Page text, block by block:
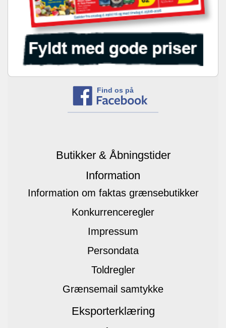
Find os på
Butikker & Åbningstider
Information
Information om faktas grænsebutikker
Konkurrenceregler
Impressum
Persondata
Toldregler
Grænsemail samtykke
Eksporterklæring